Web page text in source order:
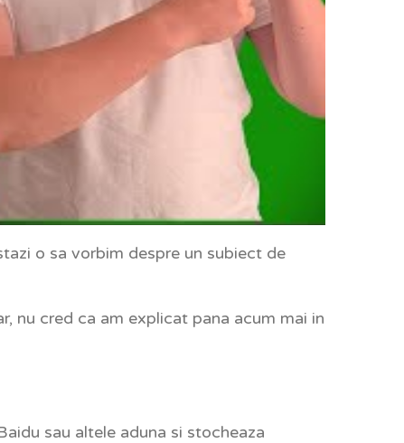
o sa vorbim despre un subiect de
nu cred ca am explicat pana acum mai in
sau altele aduna si stocheaza